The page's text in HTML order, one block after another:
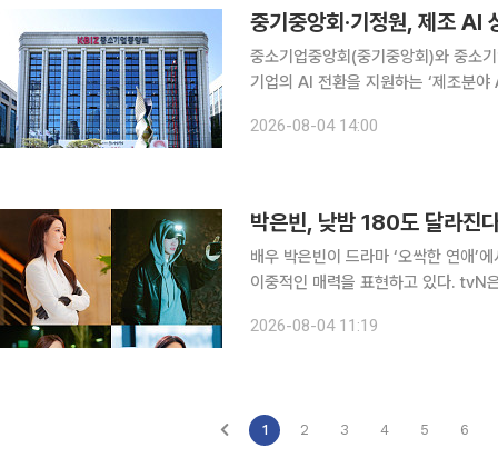
중기중앙회·기정원, 제조
중소기업중앙회(중기중앙회)와 중소
기업의 AI 전환을 지원하는 ‘제조분
된 48개 과제에 총사업비 1229억원
2026-08-04 14:00
박은빈, 낮밤 180도 달라진
배우 박은빈이 드라마 ‘오싹한 연애’
이중적인 매력을 표현하고 있다. tvN은 4일 토일드라마 ‘오싹한 연애’에서 호텔 대표 천여리 역을
2026-08-04 11:19
1 2 3 4 5 6